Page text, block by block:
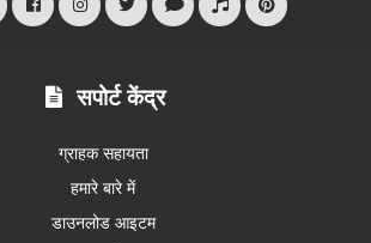
सपोर्ट केंद्र
ग्राहक सहायता
हमारे बारे में
डाउनलोड आइटम